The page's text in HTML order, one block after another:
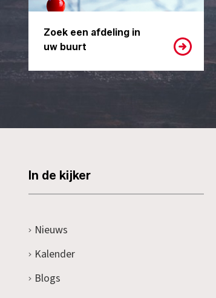
Zoek een afdeling in
uw buurt
In de kijker
Nieuws
Kalender
Blogs